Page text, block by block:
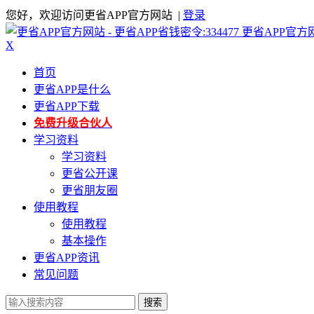
您好，欢迎访问更省APP官方网站 | 登录
更省APP官方
X
首页
更省APP是什么
更省APP下载
免费升级合伙人
学习资料
学习资料
更省公开课
更省朋友圈
使用教程
使用教程
基本操作
更省APP资讯
常见问题
搜索